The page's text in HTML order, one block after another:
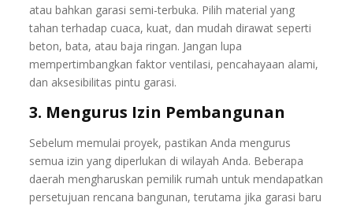
atau bahkan garasi semi-terbuka. Pilih material yang
tahan terhadap cuaca, kuat, dan mudah dirawat seperti
beton, bata, atau baja ringan. Jangan lupa
mempertimbangkan faktor ventilasi, pencahayaan alami,
dan aksesibilitas pintu garasi.
3. Mengurus Izin Pembangunan
Sebelum memulai proyek, pastikan Anda mengurus
semua izin yang diperlukan di wilayah Anda. Beberapa
daerah mengharuskan pemilik rumah untuk mendapatkan
persetujuan rencana bangunan, terutama jika garasi baru